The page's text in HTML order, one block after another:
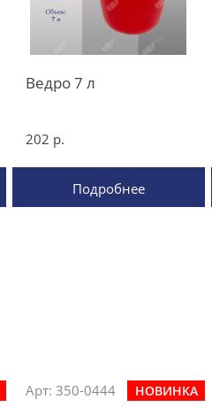
Ведро 7 л
202 р.
Подробнее
Арт: 350-0444 НОВИНКА